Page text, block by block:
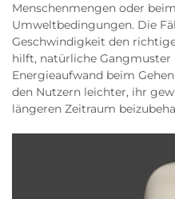
Menschenmengen oder
Umweltbedingungen. Die
Geschwindigkeit den
hilft, natürliche Gangmuster
Energieaufwand beim
den Nutzern leichter, ihr
längeren Zeitraum